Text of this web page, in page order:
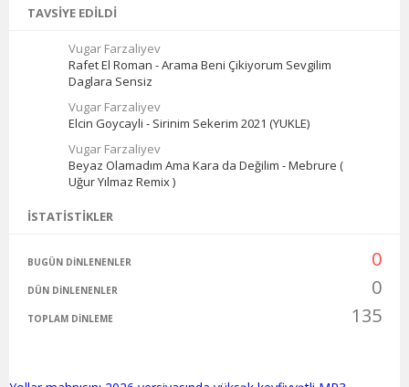
TAVSIYE EDILDI
Vugar Farzaliyev
Rafet El Roman - Arama Beni Çikiyorum Sevgilim
Daglara Sensiz
Vugar Farzaliyev
Elcin Goycayli - Sirinim Sekerim 2021 (YUKLE)
Vugar Farzaliyev
Beyaz Olamadım Ama Kara da Değilim - Mebrure (
Uğur Yılmaz Remix )
İSTATISTIKLER
BUGÜN DINLENENLER 0
DÜN DINLENENLER 0
TOPLAM DINLEME 135